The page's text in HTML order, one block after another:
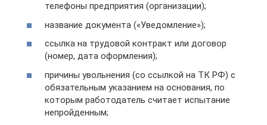
телефоны предприятия (организации);
название документа («Уведомление»);
ссылка на трудовой контракт или договор
(номер, дата оформления);
причины увольнения (со ссылкой на ТК РФ) с
обязательным указанием на основания, по
которым работодатель считает испытание
непройденным;